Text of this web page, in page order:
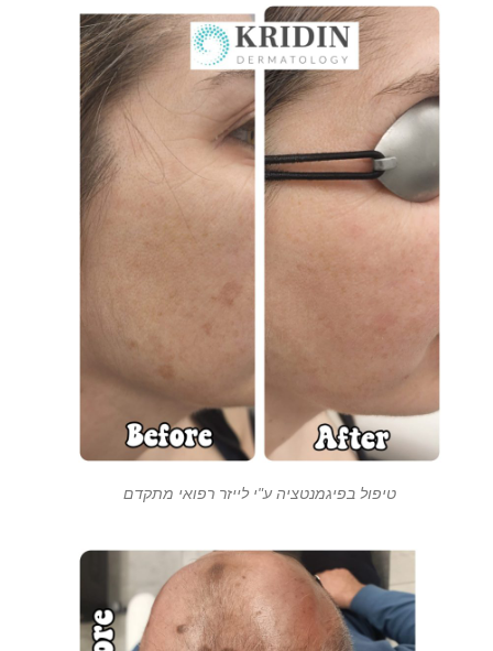
טיפול בפיגמנטציה ע"י לייזר רפואי מתקדם